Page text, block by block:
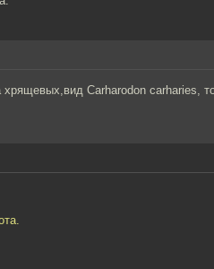
Carharodon carharies,